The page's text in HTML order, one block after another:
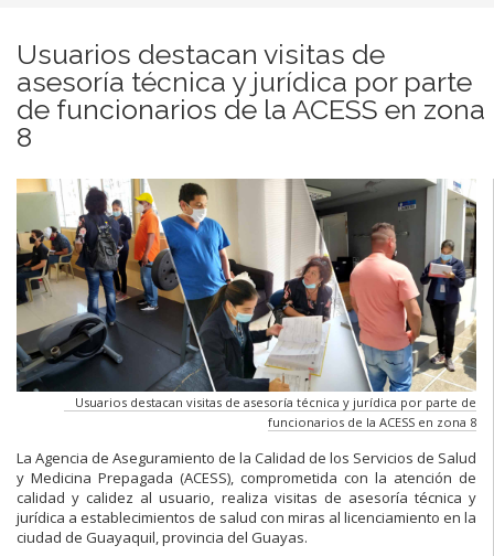
Usuarios destacan visitas de
asesoría técnica y jurídica por parte
de funcionarios de la ACESS en zona
8
Usuarios destacan visitas de asesoría técnica y jurídica por parte de
funcionarios de la ACESS en zona 8
La Agencia de Aseguramiento de la Calidad de los Servicios de Salud
y Medicina Prepagada (ACESS), comprometida con la atención de
calidad y calidez al usuario, realiza visitas de asesoría técnica y
jurídica a establecimientos de salud con miras al licenciamiento en la
ciudad de Guayaquil, provincia del Guayas.